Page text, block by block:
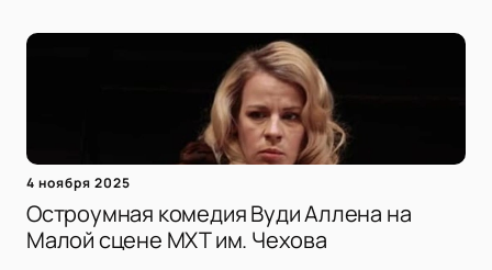
4 ноября 2025
Остроумная комедия Вуди Аллена на
Малой сцене МХТ им. Чехова